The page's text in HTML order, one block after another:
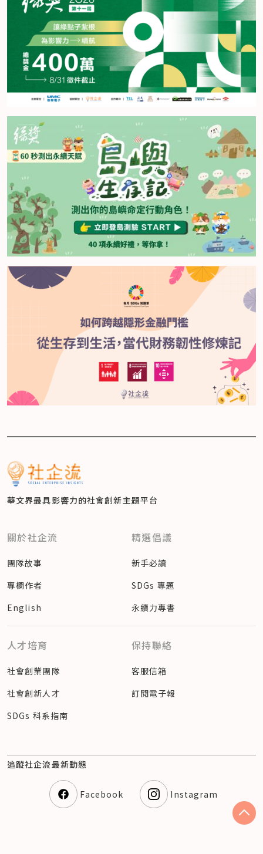
華文界最具影響力的社會創新主題平台
關於社企流
團隊故事
專欄作者
English
精選倡議
新手必讀
SDGs 專題
永續力專書
人才培育
社會創業團隊
社會創新人才
SDGs 科系指南
保持聯絡
客服信箱
訂閱電子報
追蹤社企流最新動態
Facebook Instagram